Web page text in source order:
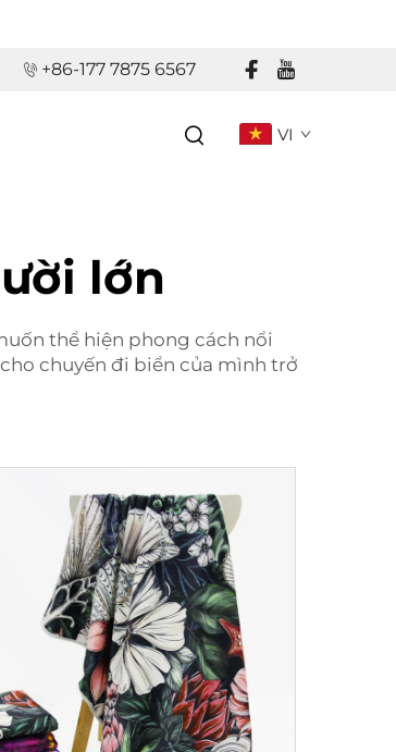
+86-177 7875 6567
VI
lớn
thể hiện phong cách nổi
chuyến đi biển của mình trở